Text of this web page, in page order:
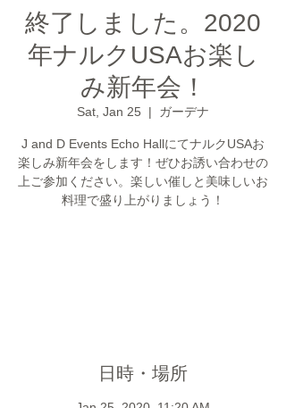
終了しました。2020
年ナルクUSAお楽し
み新年会！
Sat, Jan 25
  |
ガーデナ
J and D Events Echo HallにてナルクUSAお
楽しみ新年会をします！ぜひお誘い合わせの
上ご参加ください。楽しい催しと美味しいお
料理で盛り上がりましょう！
日時・場所